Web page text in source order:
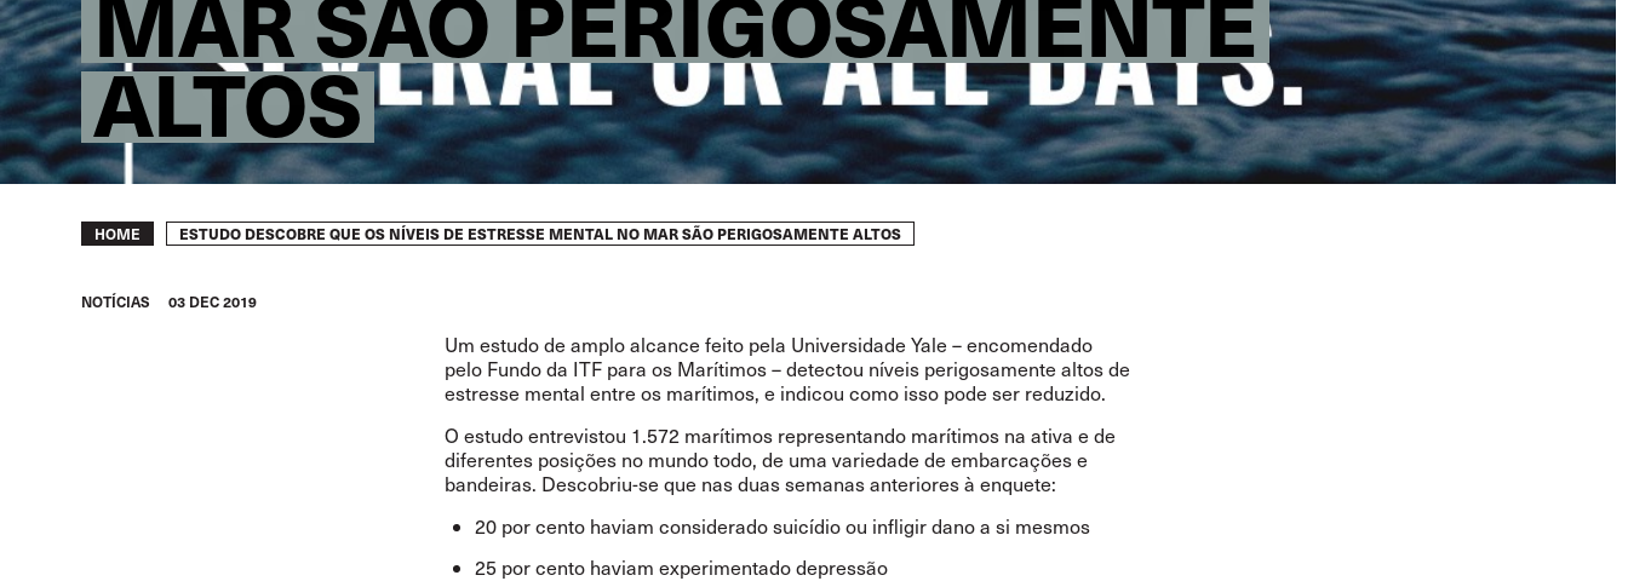
ALTOS
Breadcrumb
HOME ESTUDO DESCOBRE QUE OS NÍVEIS DE ESTRESSE MENTAL NO MAR SÃO PERIGOSAMENTE ALTOS
NOTÍCIAS 03 DEC 2019
Um estudo de amplo alcance feito pela Universidade Yale – encomendado
pelo Fundo da ITF para os Marítimos– detectou níveis perigosamente altos de
estresse mental entre os marítimos, e indicou como isso pode ser reduzido.
O estudo entrevistou 1.572 marítimos representando marítimos na ativa e de
diferentes posições no mundo todo, de uma variedade de embarcações e
bandeiras. Descobriu-se que nas duas semanas anteriores à enquete:
20 por cento haviam considerado suicídio ou infligir dano a si mesmos
25 por cento haviam experimentado depressão